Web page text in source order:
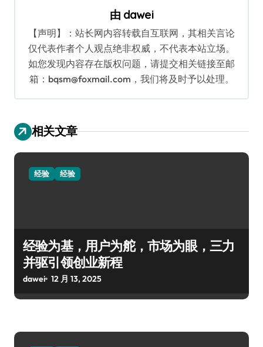
由 dawei
【声明】：站长网内容转载自互联网，其相关言论
仅代表作者个人观点绝非权威，不代表本站立场。
如您发现内容存在版权问题，请提交相关链接至邮
箱：bqsm@foxmail.com，我们将及时予以处理。
相关文章
经验 经验
经验为基，用户为舵，市场为眼，三力
并驱引领创业新程
dawei 12 月 13, 2025